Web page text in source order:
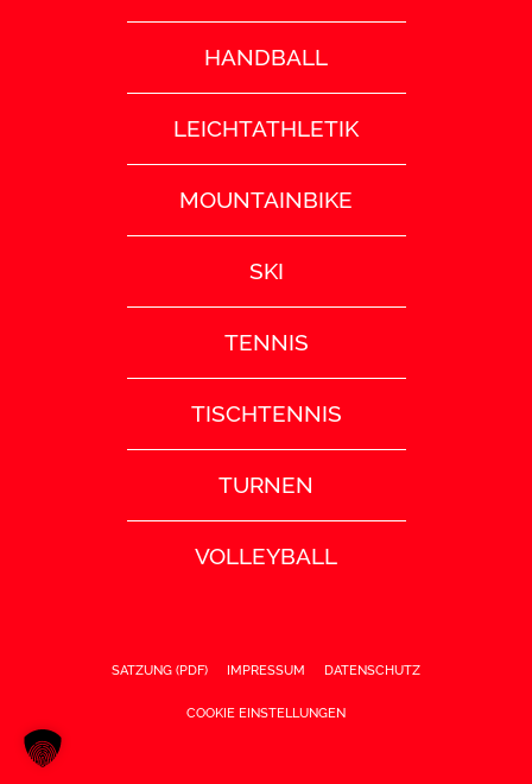
HANDBALL
LEICHTATHLETIK
MOUNTAINBIKE
SKI
TENNIS
TISCHTENNIS
TURNEN
VOLLEYBALL
SATZUNG (PDF) IMPRESSUM DATENSCHUTZ
COOKIE EINSTELLUNGEN